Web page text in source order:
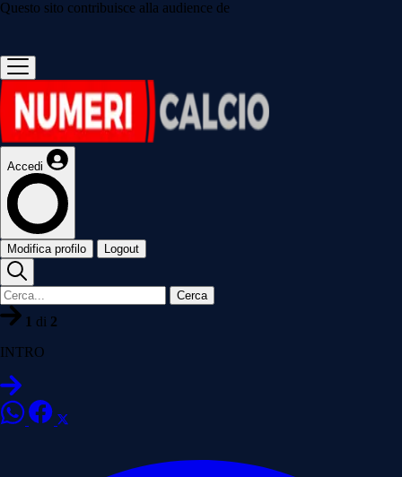
Questo sito contribuisce alla audience de
Accedi
Modifica profilo Logout
Cerca
1 di 2
INTRO